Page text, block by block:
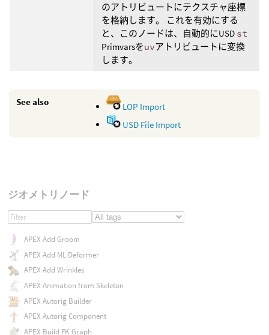
のアトリビュートにテクスチャ座標
を格納します。 これを有効にする
と、このノードは、自動的にUSD st
Primvarsをuvアトリビュートに変換
します。
See also
LOP Import
USD File Import
ジオメトリノード
APEX Add Groom
APEX Add ML Deformer
APEX Add Wrinkles
APEX Animation from Skeleton
APEX Autorig Builder
APEX Autorig Component
APEX Build FK Graph